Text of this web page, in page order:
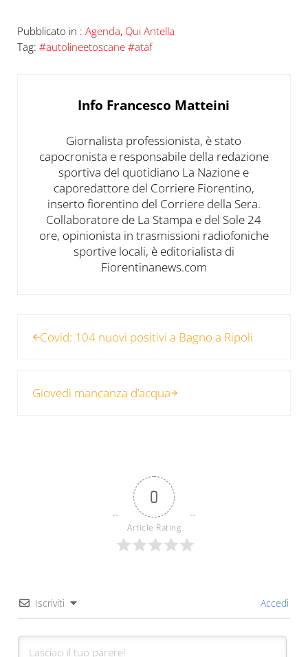
Pubblicato in : Agenda, Qui Antella
Tag: #autolineetoscane #ataf
Info Francesco Matteini
Giornalista professionista, è stato
capocronista e responsabile della redazione
sportiva del quotidiano La Nazione e
caporedattore del Corriere Fiorentino,
inserto fiorentino del Corriere della Sera.
Collaboratore de La Stampa e del Sole 24
ore, opinionista in trasmissioni radiofoniche
sportive locali, è editorialista di
Fiorentinanews.com
Covid: 104 nuovi positivi a Bagno a Ripoli
Giovedì mancanza d’acqua
0
Article Rating
Iscriviti Accedi